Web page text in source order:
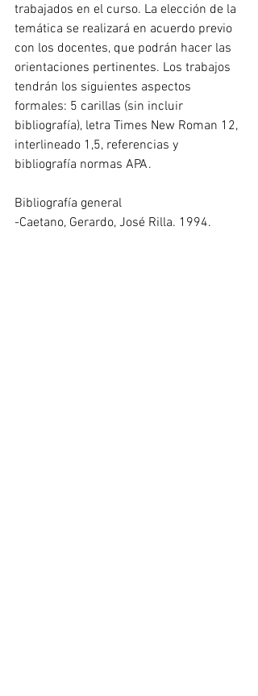
trabajados en el curso. La elección de la
temática se realizará en acuerdo previo
con los docentes, que podrán hacer las
orientaciones pertinentes. Los trabajos
tendrán los siguientes aspectos
formales: 5 carillas (sin incluir
bibliografía), letra Times New Roman 12,
interlineado 1,5, referencias y
bibliografía normas APA.
Bibliografía general
-Caetano, Gerardo, José Rilla. 1994.